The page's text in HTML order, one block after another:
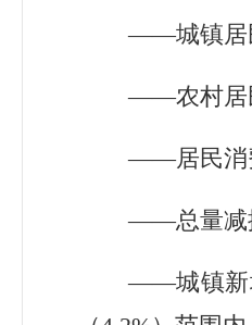
——城镇
——农村
——居民
——总量减
——城镇